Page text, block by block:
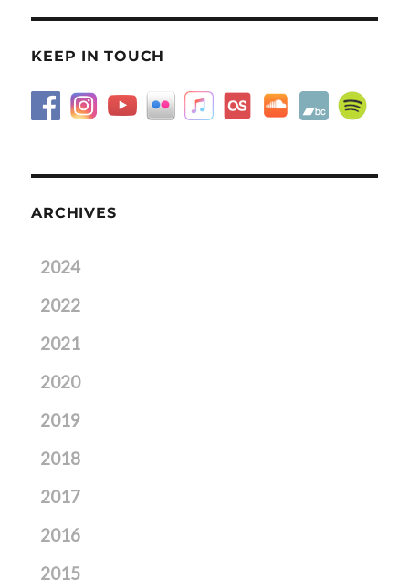
KEEP IN TOUCH
ARCHIVES
2024
2022
2021
2020
2019
2018
2017
2016
2015